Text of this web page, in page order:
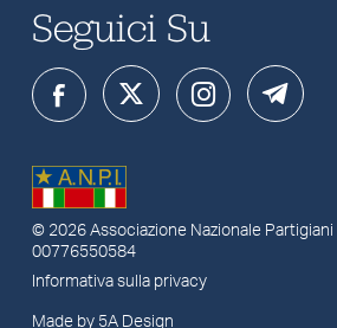
Seguici Su
© 2026 Associazione Nazionale Partigiani
00776550584
Informativa sulla privacy
Made by 5A Design